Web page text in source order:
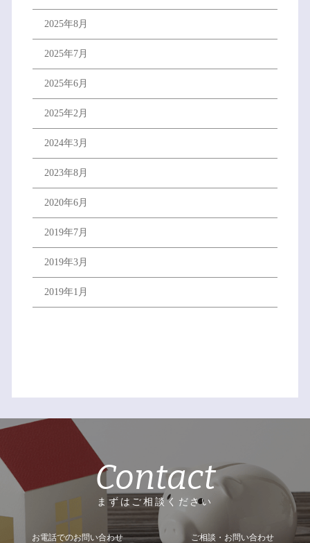
2025年8月
2025年7月
2025年6月
2025年2月
2024年3月
2023年8月
2020年6月
2019年7月
2019年3月
2019年1月
Contact
まずはご相談ください
お電話でのお問い合わせ ご相談・お問い合わせ